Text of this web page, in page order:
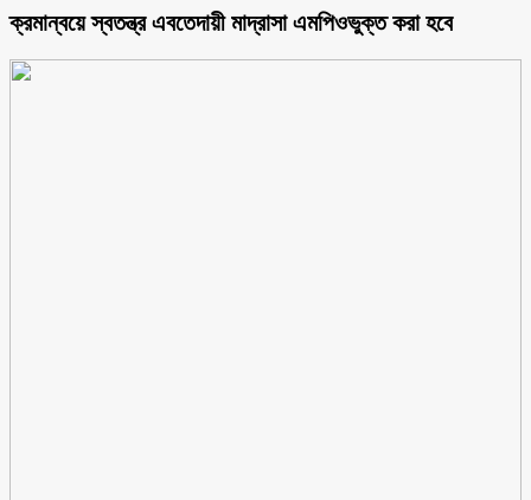
ক্রমান্বয়ে স্বতন্ত্র এবতেদায়ী মাদ্রাসা এমপিওভুক্ত করা হবে